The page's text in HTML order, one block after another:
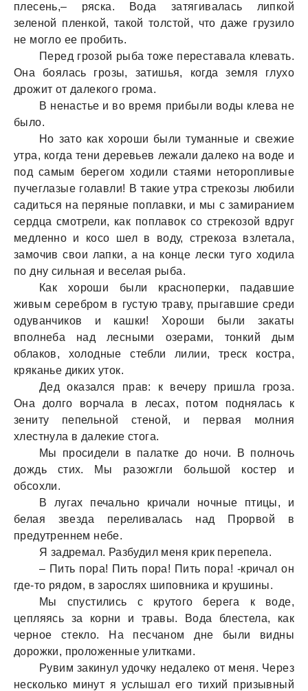
плесень,– ряска. Вода затягивалась липкой
зеленой пленкой, такой толстой, что даже грузило
не могло ее пробить.
Перед грозой рыба тоже переставала клевать.
Она боялась грозы, затишья, когда земля глухо
дрожит от далекого грома.
В ненастье и во время прибыли воды клева не
было.
Но зато как хороши были туманные и свежие
утра, когда тени деревьев лежали далеко на воде и
под самым берегом ходили стаями неторопливые
пучеглазые голавли! В такие утра стрекозы любили
садиться на перяные поплавки, и мы с замиранием
сердца смотрели, как поплавок со стрекозой вдруг
медленно и косо шел в воду, стрекоза взлетала,
замочив свои лапки, а на конце лески туго ходила
по дну сильная и веселая рыба.
Как хороши были красноперки, падавшие
живым серебром в густую траву, прыгавшие среди
одуванчиков и кашки! Хороши были закаты
вполнеба над лесными озерами, тонкий дым
облаков, холодные стебли лилии, треск костра,
кряканье диких уток.
Дед оказался прав: к вечеру пришла гроза.
Она долго ворчала в лесах, потом поднялась к
зениту пепельной стеной, и первая молния
хлестнула в далекие стога.
Мы просидели в палатке до ночи. В полночь
дождь стих. Мы разожгли большой костер и
обсохли.
В лугах печально кричали ночные птицы, и
белая звезда переливалась над Прорвой в
предутреннем небе.
Я задремал. Разбудил меня крик перепела.
– Пить пора! Пить пора! Пить пора! -кричал он
где-то рядом, в зарослях шиповника и крушины.
Мы спустились с крутого берега к воде,
цепляясь за корни и травы. Вода блестела, как
черное стекло. На песчаном дне были видны
дорожки, проложенные улитками.
Рувим закинул удочку недалеко от меня. Через
несколько минут я услышал его тихий призывный